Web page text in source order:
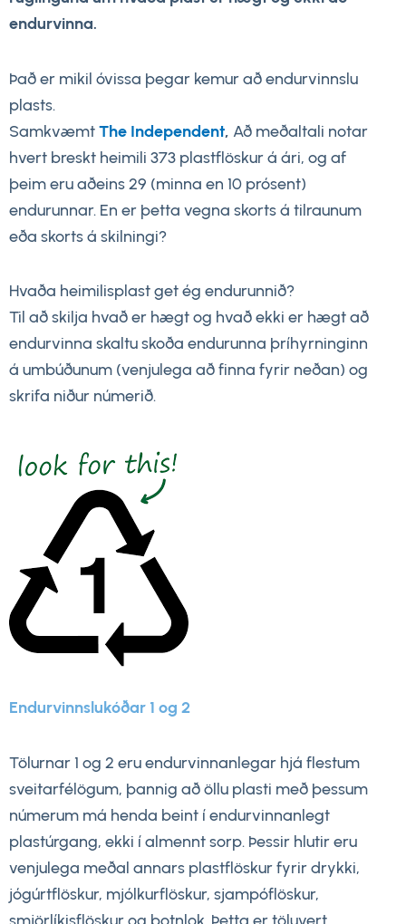
endurvinna.
Það er mikil óvissa þegar kemur að endurvinnslu
plasts.
SamkvæmtThe Independent, Að meðaltali notar
hvert breskt heimili 373 plastflöskur á ári, og af
þeim eru aðeins 29 (minna en 10 prósent)
endurunnar. En er þetta vegna skorts á tilraunum
eða skorts á skilningi?
Hvaða heimilisplast get ég endurunnið?
Til að skilja hvað er hægt og hvað ekki er hægt að
endurvinna skaltu skoða endurunna þríhyrninginn
á umbúðunum (venjulega að finna fyrir neðan) og
skrifa niður númerið.
Endurvinnslukóðar 1 og 2
Tölurnar 1 og 2 eru endurvinnanlegar hjá flestum
sveitarfélögum, þannig að öllu plasti með þessum
númerum má henda beint í endurvinnanlegt
plastúrgang, ekki í almennt sorp. Þessir hlutir eru
venjulega meðal annars plastflöskur fyrir drykki,
jógúrtflöskur, mjólkurflöskur, sjampóflöskur,